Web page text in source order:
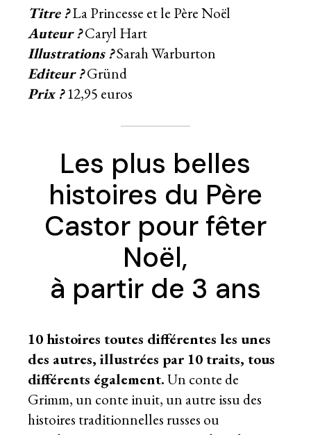
Titre ?La Princesse et le Père Noël
Auteur ?Caryl Hart
Illustrations ?Sarah Warburton
Editeur ?Gründ
Prix ?12,95 euros
Les plus belles
histoires du Père
Castor pour fêter
Noël,
à partir de 3 ans
10 histoires toutes différentes les unes
des autres, illustrées par 10 traits, tous
différents également.Un conte de
Grimm, un conte inuit, un autre issu des
histoires traditionnelles russes ou